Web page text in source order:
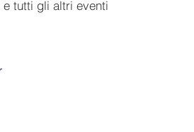
tutti gli altri eventi